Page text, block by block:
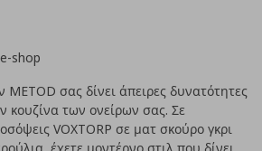
shop
σας δίνει άπειρες δυνατότητες
κουζίνα των ονείρων σας. Σε
VOXTORP σε ματ σκούρο γκρι